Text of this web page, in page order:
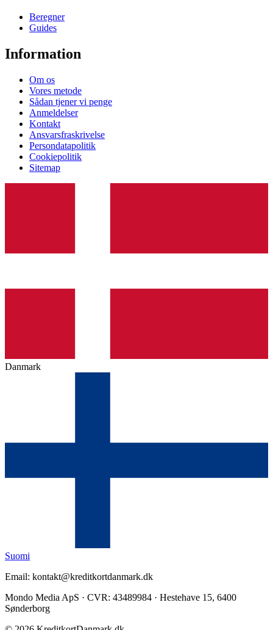
Beregner
Guides
Information
Om os
Vores metode
Sådan tjener vi penge
Anmeldelser
Kontakt
Ansvarsfraskrivelse
Persondatapolitik
Cookiepolitik
Sitemap
Danmark
Suomi
Email: kontakt@kreditkortdanmark.dk
Mondo Media ApS · CVR: 43489984 · Hestehave 15, 6400
Sønderborg